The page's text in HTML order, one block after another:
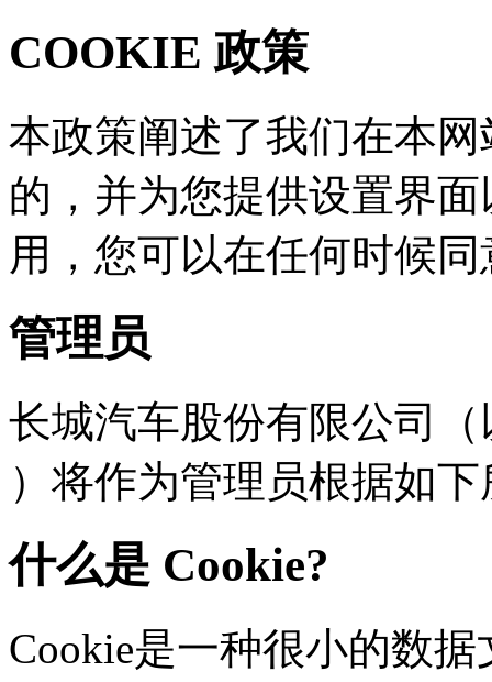
COOKIE 政策
本政策阐述了我们在本
的，并为您提供设置
用，您可以在任何时候
管理员
长城汽车股份有限公司（
）将作为管理员根据如
什么是 Cookie?
Cookie是一种很小的数据文